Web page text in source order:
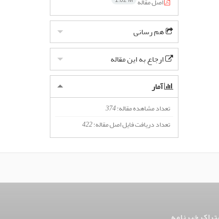
هم رسانی
ارجاع به این مقاله
آمار
تعداد مشاهده مقاله:374
تعداد دریافت فایل اصل مقاله:422